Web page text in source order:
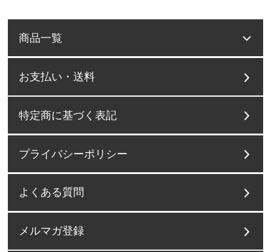
商品一覧
お支払い・送料
特定商に基づく表記
プライバシーポリシー
よくある質問
メルマガ登録